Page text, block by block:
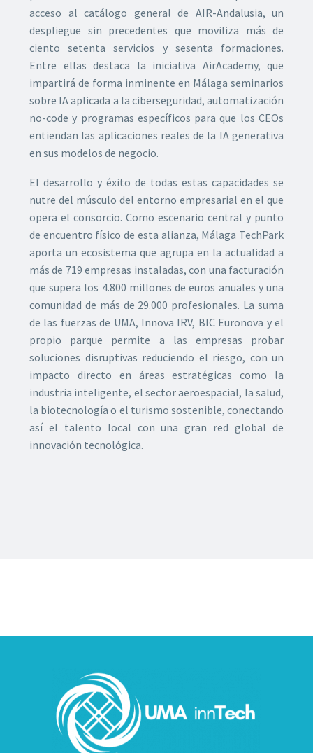
acceso al catálogo general de AIR-Andalusia, un
despliegue sin precedentes que moviliza más de
ciento setenta servicios y sesenta formaciones.
Entre ellas destaca la iniciativa AirAcademy, que
impartirá de forma inminente en Málaga seminarios
sobre IA aplicada a la ciberseguridad, automatización
no-code y programas específicos para que los CEOs
entiendan las aplicaciones reales de la IA generativa
en sus modelos de negocio.
El desarrollo y éxito de todas estas capacidades se
nutre del músculo del entorno empresarial en el que
opera el consorcio. Como escenario central y punto
de encuentro físico de esta alianza, Málaga TechPark
aporta un ecosistema que agrupa en la actualidad a
más de 719 empresas instaladas, con una facturación
que supera los 4.800 millones de euros anuales y una
comunidad de más de 29.000 profesionales. La suma
de las fuerzas de UMA, Innova IRV, BIC Euronova y el
propio parque permite a las empresas probar
soluciones disruptivas reduciendo el riesgo, con un
impacto directo en áreas estratégicas como la
industria inteligente, el sector aeroespacial, la salud,
la biotecnología o el turismo sostenible, conectando
así el talento local con una gran red global de
innovación tecnológica.